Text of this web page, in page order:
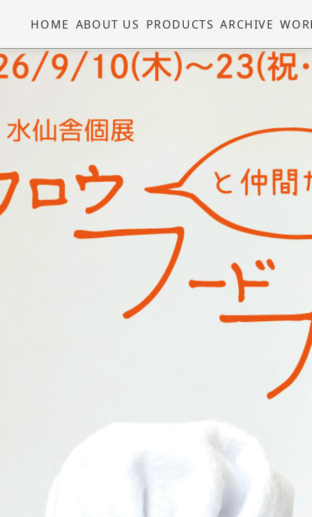
HOME ABOUT US PRODUCTS ARCHIVE
いわさきゆうし個展
「ハリネズミの日
常」(2024.8.22 –
いわさきゆうし個展「ハリネズミの